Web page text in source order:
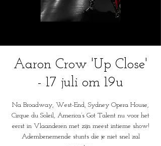
Aaron Crow 'Up Close'
- 17 juli om 19u
Na Broadway, West-End, Sydney Opera House,
Cirque du Soleil, America’s Got Talent nu voor het
eerst in Vlaanderen met zijn meest intieme show!
Adembenemende stunts die je niet snel zal